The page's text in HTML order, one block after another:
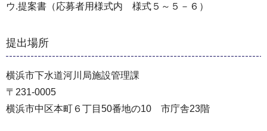
ウ.提案書（応募者用様式内 様式５～５－６）
提出場所
横浜市下水道河川局施設管理課
〒231-0005
横浜市中区本町６丁目50番地の10 市庁舎23階